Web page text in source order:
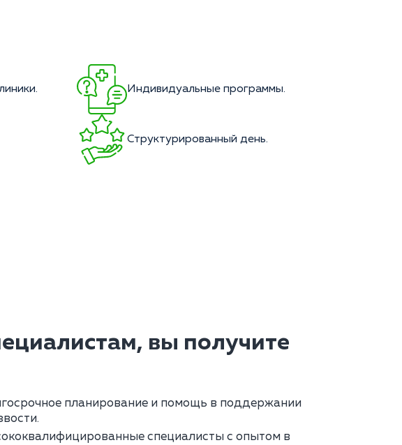
Индивидуальные программы.
Структурированный день.
вы получите
планирование и помощь в поддержании
специалисты с опытом в